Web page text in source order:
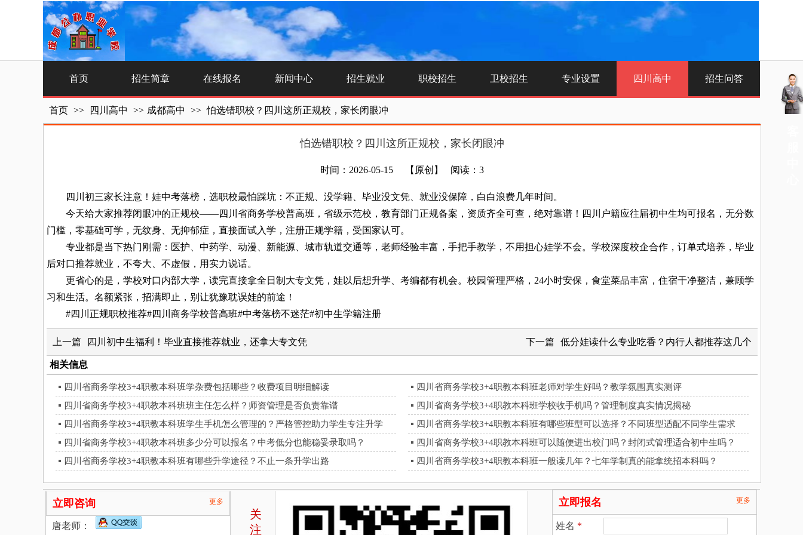
首页 招生简章 在线报名 新闻中心 招生就业 职校招生 卫校招生 专业设置 四川高中 招生问答
首页 >> 四川高中 >> 成都高中 >> 怕选错职校？四川这所正规校，家长闭眼冲
怕选错职校？四川这所正规校，家长闭眼冲
时间：2026-05-15 【原创】 阅读：3
四川初三家长注意！娃中考落榜，选职校最怕踩坑：不正规、没学籍、毕业没文凭、就业没保障，白白浪费几年时间。
今天给大家推荐闭眼冲的正规校——四川省商务学校普高班，省级示范校，教育部门正规备案，资质齐全可查，绝对靠谱！四川户籍应往届初中生均可报名，无分数
门槛，零基础可学，无纹身、无抑郁症，直接面试入学，注册正规学籍，受国家认可。
专业都是当下热门刚需：医护、中药学、动漫、新能源、城市轨道交通等，老师经验丰富，手把手教学，不用担心娃学不会。学校深度校企合作，订单式培养，毕业
后对口推荐就业，不夸大、不虚假，用实力说话。
更省心的是，学校对口内部大学，读完直接拿全日制大专文凭，娃以后想升学、考编都有机会。校园管理严格，24小时安保，食堂菜品丰富，住宿干净整洁，兼顾学
习和生活。名额紧张，招满即止，别让犹豫耽误娃的前途！
#四川正规职校推荐#四川商务学校普高班#中考落榜不迷茫#初中生学籍注册
上一篇 四川初中生福利！毕业直接推荐就业，还拿大专文凭 下一篇 低分娃读什么专业吃香？内行人都推荐这几个
相关信息
四川省商务学校3+4职教本科班学杂费包括哪些？收费项目明细解读
四川省商务学校3+4职教本科班老师对学生好吗？教学氛围真实测评
四川省商务学校3+4职教本科班班主任怎么样？师资管理是否负责靠谱
四川省商务学校3+4职教本科班学校收手机吗？管理制度真实情况揭秘
四川省商务学校3+4职教本科班学生手机怎么管理的？严格管控助力学生专注升学
四川省商务学校3+4职教本科班有哪些班型可以选择？不同班型适配不同学生需求
四川省商务学校3+4职教本科班多少分可以报名？中考低分也能稳妥录取吗？
四川省商务学校3+4职教本科班可以随便进出校门吗？封闭式管理适合初中生吗？
四川省商务学校3+4职教本科班有哪些升学途径？不止一条升学出路
四川省商务学校3+4职教本科班一般读几年？七年学制真的能拿统招本科吗？
立即咨询 更多
唐老师：
立即报名 更多
姓名 *
关
注